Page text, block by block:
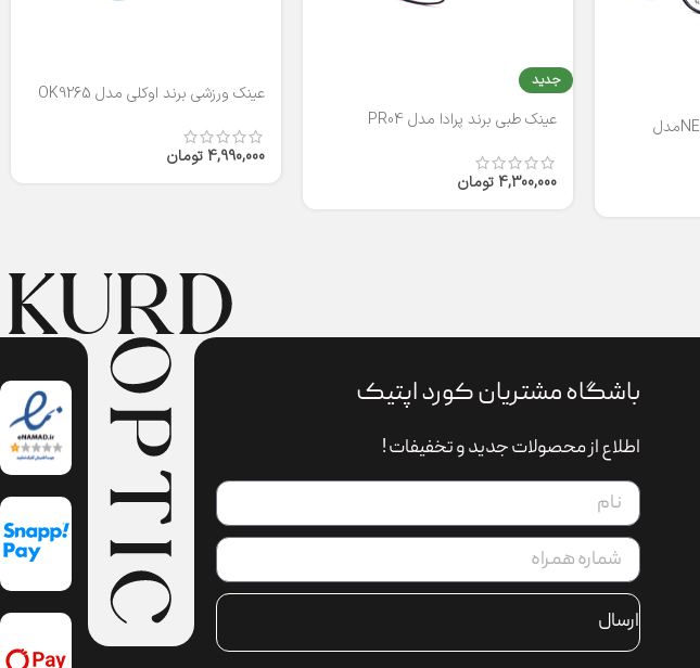
عینک چند کاوره برند NEXAمدل
جدید
عینک طبی برند پرادا مدل PR04
4,300,000 تومان
عینک ورزشی برند اوکلی مدل OK9265
4,990,000 تومان
باشگاه مشتریان کورد اپتیک
اطلاع از محصولات جدید و تخفیفات !
ارسال